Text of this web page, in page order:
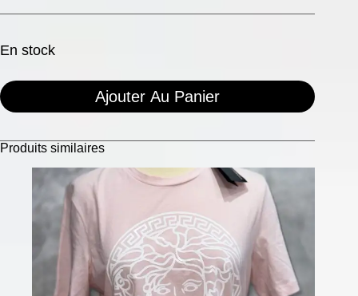
En stock
Ajouter Au Panier
Produits similaires